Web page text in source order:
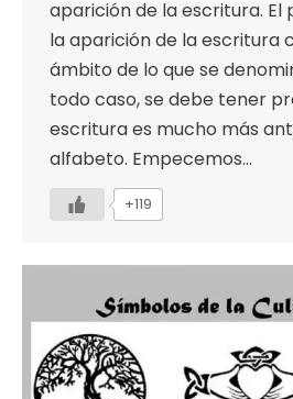
aparición de la escritura. El
la aparición de la escritura
ámbito de lo que se
todo caso, se debe tener
escritura es mucho más
alfabeto. Empecemos…
+119